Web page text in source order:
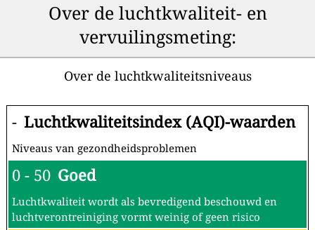
Over de luchtkwaliteit- en
vervuilingsmeting:
Over de luchtkwaliteitsniveaus
- Luchtkwaliteitsindex (AQI)-waarden
Niveaus van gezondheidsproblemen
0 - 50 Goed
Luchtkwaliteit wordt als bevredigend beschouwd en
luchtverontreiniging vormt weinig of geen risico